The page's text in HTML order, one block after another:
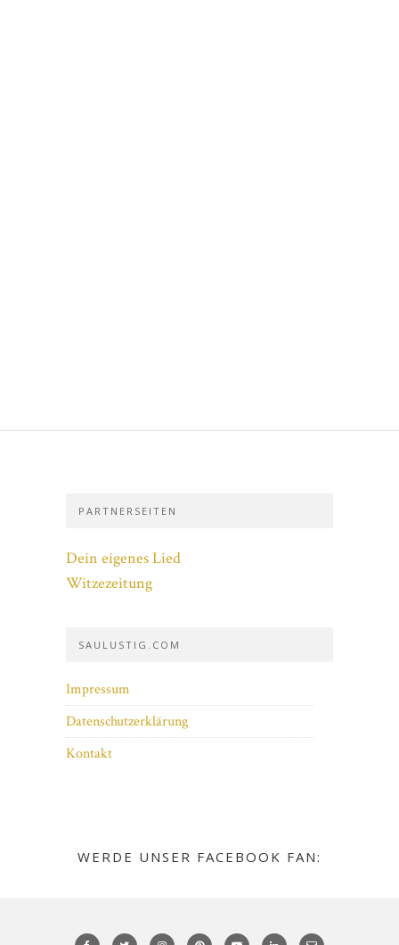
PARTNERSEITEN
Dein eigenes Lied
Witzezeitung
SAULUSTIG.COM
Impressum
Datenschutzerklärung
Kontakt
WERDE UNSER FACEBOOK FAN: